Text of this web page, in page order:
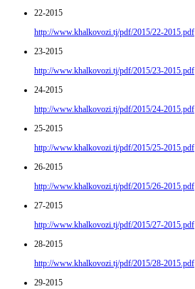
22-2015
http://www.khalkovozi.tj/pdf/2015/22-2015.pdf
23-2015
http://www.khalkovozi.tj/pdf/2015/23-2015.pdf
24-2015
http://www.khalkovozi.tj/pdf/2015/24-2015.pdf
25-2015
http://www.khalkovozi.tj/pdf/2015/25-2015.pdf
26-2015
http://www.khalkovozi.tj/pdf/2015/26-2015.pdf
27-2015
http://www.khalkovozi.tj/pdf/2015/27-2015.pdf
28-2015
http://www.khalkovozi.tj/pdf/2015/28-2015.pdf
29-2015